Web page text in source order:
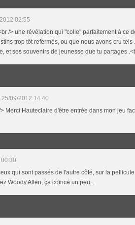
02:55
/> une révélation qui "colle" parfaitement à ce
trop tôt refermés, ou que nous avons cru tels
et ses souvenirs de jeunesse que tu partages
25/09/2012 14:40
Merci Hauteclaire d'être entrée dans mon jeu
qui sont passés de l'autre côté, sur la
Woody Allen, ça coince un peu...